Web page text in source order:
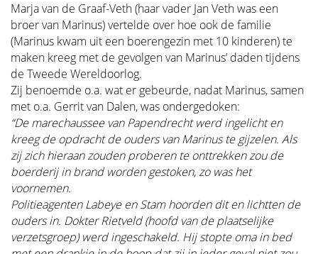
Marja van de Graaf-Veth (haar vader Jan Veth was een
broer van Marinus) vertelde over hoe ook de familie
(Marinus kwam uit een boerengezin met 10 kinderen) te
maken kreeg met de gevolgen van Marinus’ daden tijdens
de Tweede Wereldoorlog.
Zij benoemde o.a. wat er gebeurde, nadat Marinus, samen
met o.a. Gerrit van Dalen, was ondergedoken:
“De marechaussee van Papendrecht werd ingelicht en
kreeg de opdracht de ouders van Marinus te gijzelen. Als
zij zich hieraan zouden proberen te onttrekken zou de
boerderij in brand worden gestoken, zo was het
voornemen.
Politieagenten Labeye en Stam hoorden dit en lichtten de
ouders in. Dokter Rietveld (hoofd van de plaatselijke
verzetsgroep) werd ingeschakeld. Hij stopte oma in bed